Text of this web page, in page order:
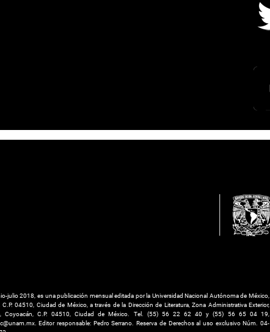
julio 2018, es una publicación mensual editada por la Universidad Nacional Autónoma de México,
04510, Ciudad de México, a través de la Dirección de Literatura, Zona Administrativa Exterior,
Coyoacán, C.P. 04510, Ciudad de México. Tel. (55) 56 22 62 40 y (55) 56 65 04 19,
Editor responsable: Pedro Serrano. Reserva de Derechos al uso exclusivo Núm. 04-